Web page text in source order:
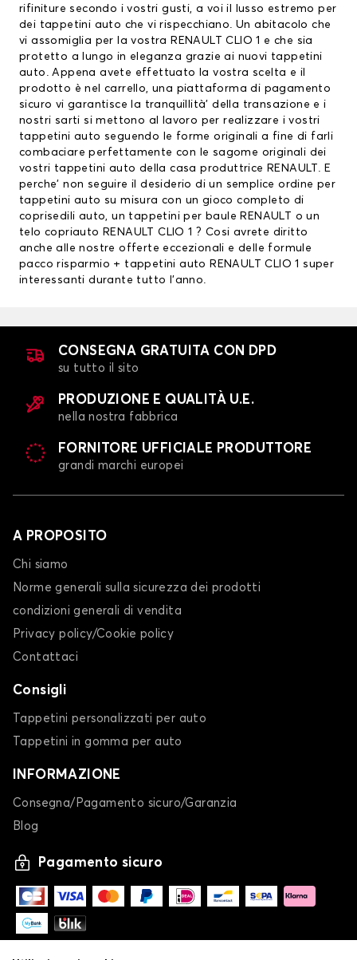
rifiniture secondo i vostri gusti, a voi il lusso estremo per
dei tappetini auto che vi rispecchiano. Un abitacolo che
vi assomiglia per la vostra RENAULT CLIO 1 e che sia
protetto a lungo in eleganza grazie ai nuovi tappetini
auto. Appena avete effettuato la vostra scelta e il
prodotto è nel carrello, una piattaforma di pagamento
sicuro vi garantisce la tranquillità’ della transazione e i
nostri sarti si mettono al lavoro per realizzare i vostri
tappetini auto seguendo le forme originali a fine di farli
combaciare perfettamente con le sagome originali dei
vostri tappetini auto della casa produttrice RENAULT. E
perche’ non seguire il desiderio di un semplice ordine per
tappetini auto su misura con un gioco completo di
coprisedili auto, un tappetini per baule RENAULT
o un
telo copriauto RENAULT CLIO 1 ? Cosi avrete diritto
anche alle nostre offerte eccezionali e delle formule
pacco risparmio + tappetini auto RENAULT CLIO 1 super
interessanti durante tutto l’anno.
CONSEGNA GRATUITA CON DPD
su tutto il sito
PRODUZIONE E QUALITÀ U.E.
nella nostra fabbrica
FORNITORE UFFICIALE PRODUTTORE
grandi marchi europei
A PROPOSITO
Chi siamo
Norme generali sulla sicurezza dei prodotti
condizioni generali di vendita
Privacy policy/Cookie policy
Contattaci
Consigli
Tappetini personalizzati per auto
Tappetini in gomma per auto
INFORMAZIONE
Consegna/Pagamento sicuro/Garanzia
Blog
Pagamento sicuro